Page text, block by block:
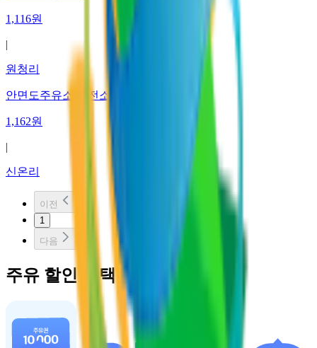
1,116원
|
원청리
안면도주유소/충전소
1,162원
|
신온리
이전
1
다음
주유 할인 혜택